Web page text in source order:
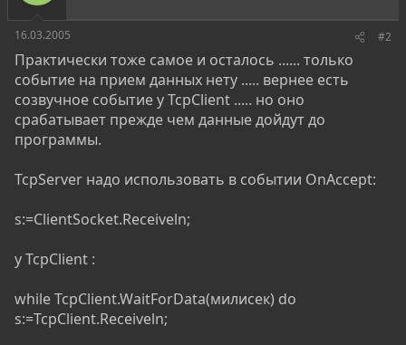
16.03.2005 #2
Практически тоже самое и осталось ...... только
событие на прием данных нету ..... вернее есть
созвучное событие у TcpClient ..... но оно
срабатывает прежде чем данные дойдут до
программы.
TcpServer надо использовать в событии OnAccept:
s:=ClientSocket.Receiveln;
у TcpClient :
while TcpClient.WaitForData(милисек) do
s:=TcpClient.Receiveln;